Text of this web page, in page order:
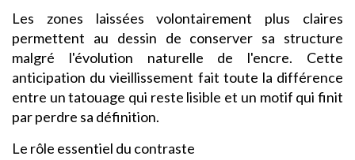
Les zones laissées volontairement plus claires
permettent au dessin de conserver sa structure
malgré l'évolution naturelle de l'encre. Cette
anticipation du vieillissement fait toute la différence
entre un tatouage qui reste lisible et un motif qui finit
par perdre sa définition.
Le rôle essentiel du contraste